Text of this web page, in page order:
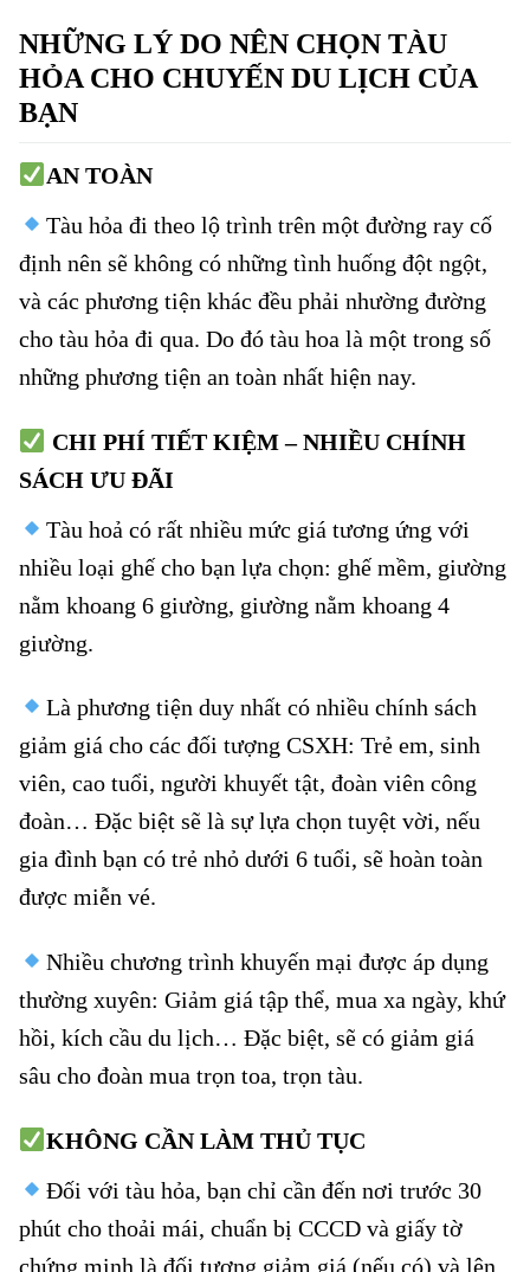
NHỮNG LÝ DO NÊN CHỌN TÀU
HỎA CHO CHUYẾN DU LỊCH CỦA
BẠN
AN TOÀN
Tàu hỏa đi theo lộ trình trên một đường ray cố
định nên sẽ không có những tình huống đột ngột,
và các phương tiện khác đều phải nhường đường
cho tàu hỏa đi qua. Do đó tàu hoa là một trong số
những phương tiện an toàn nhất hiện nay.
CHI PHÍ TIẾT KIỆM – NHIỀU CHÍNH
SÁCH ƯU ĐÃI
Tàu hoả có rất nhiều mức giá tương ứng với
nhiều loại ghế cho bạn lựa chọn: ghế mềm, giường
nằm khoang 6 giường, giường nằm khoang 4
giường.
Là phương tiện duy nhất có nhiều chính sách
giảm giá cho các đối tượng CSXH: Trẻ em, sinh
viên, cao tuổi, người khuyết tật, đoàn viên công
đoàn… Đặc biệt sẽ là sự lựa chọn tuyệt vời, nếu
gia đình bạn có trẻ nhỏ dưới 6 tuổi, sẽ hoàn toàn
được miễn vé.
Nhiều chương trình khuyến mại được áp dụng
thường xuyên: Giảm giá tập thể, mua xa ngày, khứ
hồi, kích cầu du lịch… Đặc biệt, sẽ có giảm giá
sâu cho đoàn mua trọn toa, trọn tàu.
KHÔNG CẦN LÀM THỦ TỤC
Đối với tàu hỏa, bạn chỉ cần đến nơi trước 30
phút cho thoải mái, chuẩn bị CCCD và giấy tờ
chứng minh là đối tượng giảm giá (nếu có) và lên